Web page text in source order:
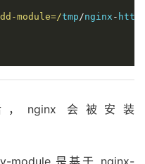
module=/tmp/nginx - http
nginx 会被安装